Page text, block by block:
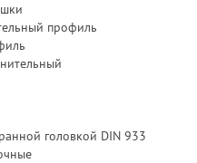
профиль
головкой DIN 933